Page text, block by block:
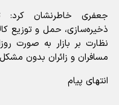
جعفری خاطرنشان کرد:
ذخیره‌سازی، حمل و توزیع
نظارت بر بازار به صورت
مسافران و زائران بدون
انتهای پیام